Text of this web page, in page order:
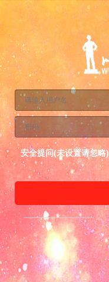
安全提问(未设置请忽略)